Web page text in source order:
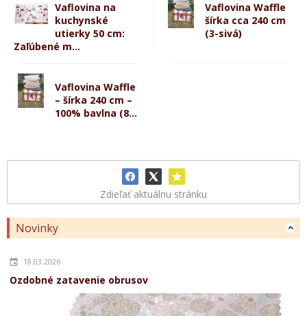
Vaflovina na
kuchynské
utierky 50 cm:
Zaľúbené m...
Vaflovina Waffle
šírka cca 240 cm
(3-sivá)
Vaflovina Waffle
– šírka 240 cm –
100% bavlna (8...
Zdieľať aktuálnu stránku
Novinky
18.03.2026
Ozdobné zatavenie obrusov